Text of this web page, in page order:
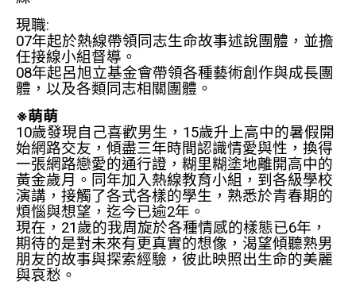
現職:
07年起於熱線帶領同志生命故事述說團體，並擔
任接線小組督導。
08年起呂旭立基金會帶領各種藝術創作與成長團
體，以及各類同志相關團體。
※萌萌
10歲發現自己喜歡男生，15歲升上高中的暑假開
始網路交友，傾盡三年時間認識情愛與性，換得
一張網路戀愛的通行證，糊里糊塗地離開高中的
黃金歲月。同年加入熱線教育小組，到各級學校
演講，接觸了各式各樣的學生，熟悉於青春期的
煩惱與想望，迄今已逾2年。
現在，21歲的我周旋於各種情感的樣態已6年，
期待的是對未來有更真實的想像，渴望傾聽熟男
朋友的故事與探索經驗，彼此映照出生命的美麗
與哀愁。